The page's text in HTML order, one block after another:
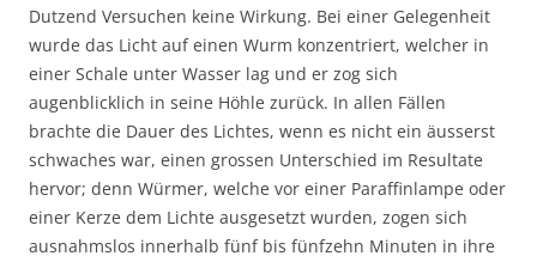
Dutzend Versuchen keine Wirkung. Bei einer Gelegenheit
wurde das Licht auf einen Wurm konzentriert, welcher in
einer Schale unter Wasser lag und er zog sich
augenblicklich in seine Höhle zurück. In allen Fällen
brachte die Dauer des Lichtes, wenn es nicht ein äusserst
schwaches war, einen grossen Unterschied im Resultate
hervor; denn Würmer, welche vor einer Paraffinlampe oder
einer Kerze dem Lichte ausgesetzt wurden, zogen sich
ausnahmslos innerhalb fünf bis fünfzehn Minuten in ihre